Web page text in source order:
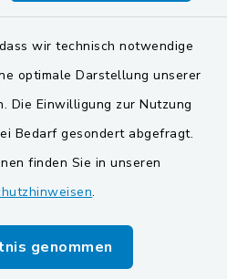
wir technisch notwendige
optimale Darstellung unserer
Die Einwilligung zur Nutzung
Bedarf gesondert abgefragt.
finden Sie in unseren
.
genommen